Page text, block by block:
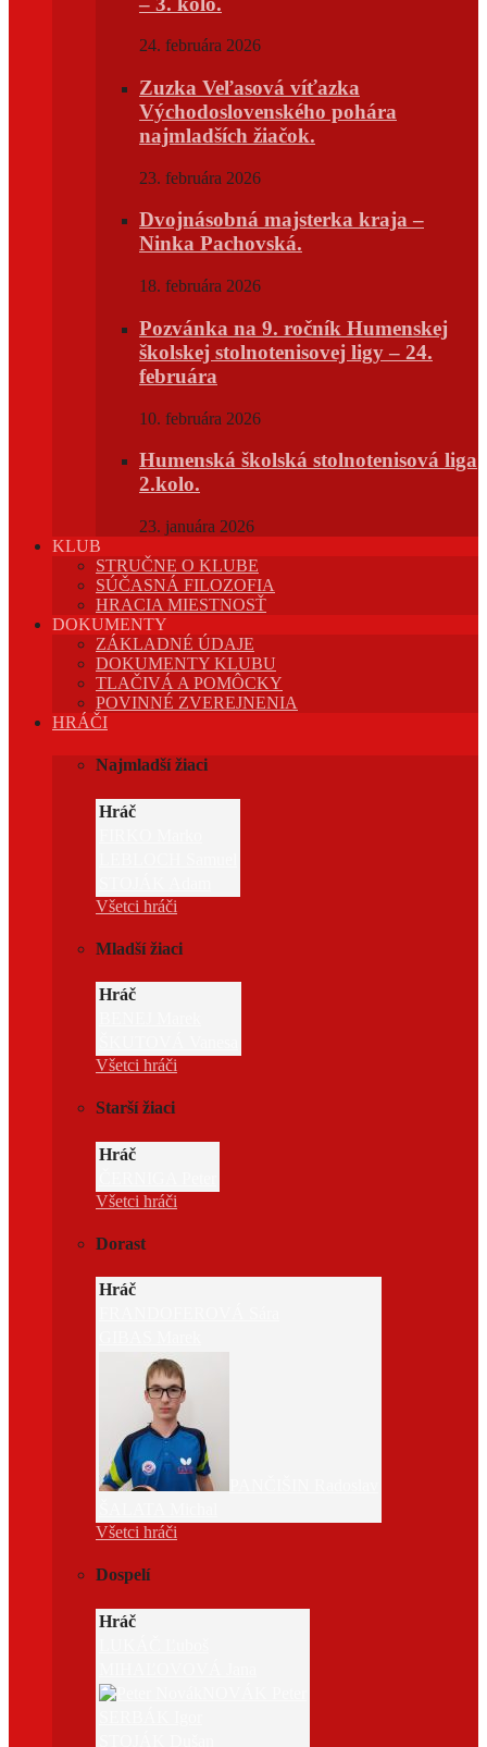
24. februára 2026
Zuzka Veľasová víťazka
Východoslovenského pohára
najmladších žiačok.
23. februára 2026
Dvojnásobná majsterka kraja –
Ninka Pachovská.
18. februára 2026
Pozvánka na 9. ročník Humenskej
školskej stolnotenisovej ligy – 24.
februára
10. februára 2026
Humenská školská stolnotenisová liga
2.kolo.
23. januára 2026
KLUB
STRUČNE O KLUBE
SÚČASNÁ FILOZOFIA
HRACIA MIESTNOSŤ
DOKUMENTY
ZÁKLADNÉ ÚDAJE
DOKUMENTY KLUBU
TLAČIVÁ A POMÔCKY
POVINNÉ ZVEREJNENIA
HRÁČI
Najmladší žiaci
Hráč
Všetci hráči
Mladší žiaci
Hráč
Všetci hráči
Starší žiaci
Hráč
Všetci hráči
Dorast
Hráč
Všetci hráči
Dospelí
Hráč